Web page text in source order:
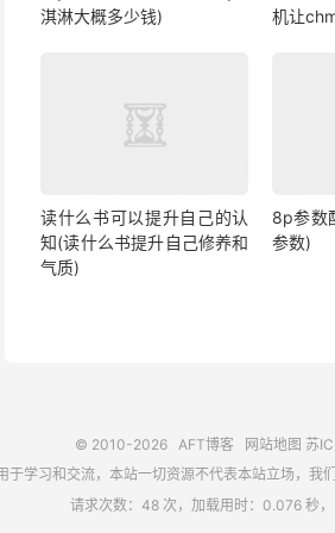
淇淋大概多少钱)
机让
读什么书可以提升自己的认
知(读什么书提升自己修养和
气质)
8p参数
参数)
© 2010-2026 AFT博客 网站地图 苏
于学习和交流，本站一切资源不代表本站立场，我
请求次数：48 次，加载用时：0.076 秒